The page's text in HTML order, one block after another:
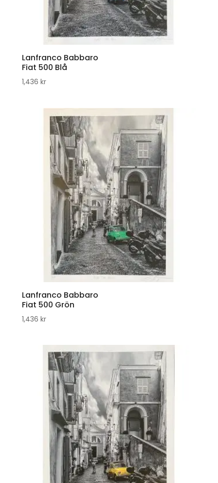
Lanfranco Babbaro
Fiat 500 Blå
1,436 kr
Lanfranco Babbaro
Fiat 500 Grön
1,436 kr